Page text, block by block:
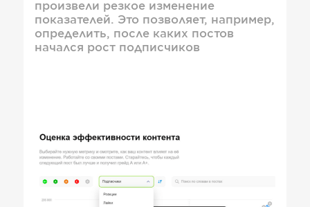
произвели резкое изменение
показателей. Это позволяет, например,
определить, после каких постов
начался рост подписчиков